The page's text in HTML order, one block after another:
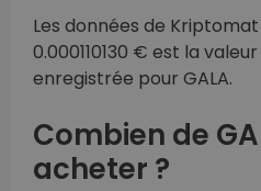
Les données de
0.000110130 € est la
enregistrée pour GALA.
Combien de
acheter ?